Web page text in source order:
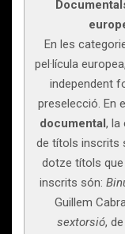
En les
pel·lícula
independent
preselecció. En
documental, la
de títols inscrits
dotze títols que
inscrits són:
Guillem
sextorsió,